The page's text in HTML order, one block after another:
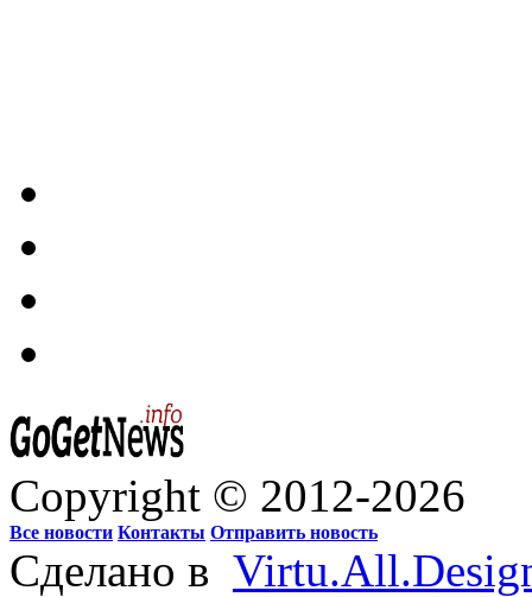
Copyright © 2012-2026
Все новости Контакты Отправить новость
Сделано в